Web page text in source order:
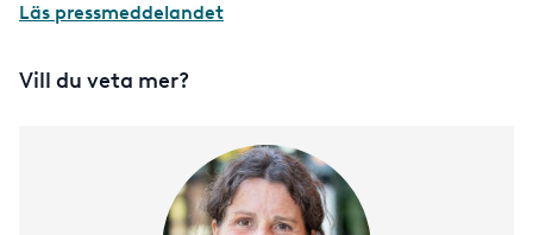
Läs pressmeddelandet
Vill du veta mer?